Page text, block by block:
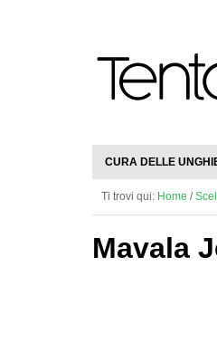
CURA DELLE
Ti trovi qui: Home /
Mavala